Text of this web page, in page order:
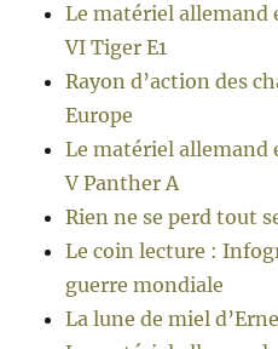
Le matériel allemand
VI Tiger E1
Rayon d’action des
Europe
Le matériel allemand
V Panther A
Rien ne se perd tout
Le coin lecture :
guerre mondiale
La lune de miel